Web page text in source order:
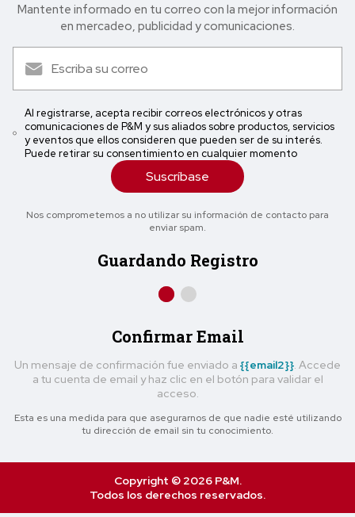
Mantente informado en tu correo con la mejor in formación
en mercadeo, publicidad y comunicaciones.
Al registrarse, acepta recibir correos electrónicos y otras
comunicaciones de P&M y sus aliados sobre productos, servicios
y eventos que ellos consideren que pueden ser de su interés.
Puede retirar su consentimiento en cualquier momento
Suscríbase
Nos comprometemos a no utilizar su información de contacto para
enviar spam.
Guardando Registro
Confirmar Email
Un mensaje de confirmación fue enviado a {{email2}} . Accede
a tu cuenta de email y haz clic en el botón para validar el
acceso.
Esta es una medida para que asegurarnos de que nadie esté utilizando
tu dirección de email sin tu conocimiento.
Copyright © 2026 P&M.
Todos los derechos reservados.